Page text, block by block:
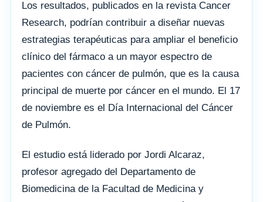
Los resultados, publicados en la revista Cancer
Research, podrían contribuir a diseñar nuevas
estrategias terapéuticas para ampliar el beneficio
clínico del fármaco a un mayor espectro de
pacientes con cáncer de pulmón, que es la causa
principal de muerte por cáncer en el mundo. El 17
de noviembre es el Día Internacional del Cáncer
de Pulmón.
El estudio está liderado por Jordi Alcaraz,
profesor agregado del Departamento de
Biomedicina de la Facultad de Medicina y